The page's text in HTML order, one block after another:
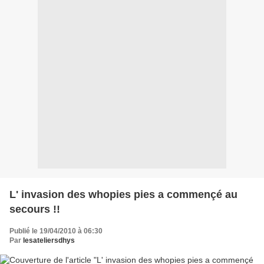
L' invasion des whopies pies a commençé au
secours !!
Publié le 19/04/2010 à 06:30
Par lesateliersdhys